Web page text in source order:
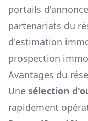
portails
partenariats du
d'estimation
prospection
Avantages du
Une sélection
rapidement